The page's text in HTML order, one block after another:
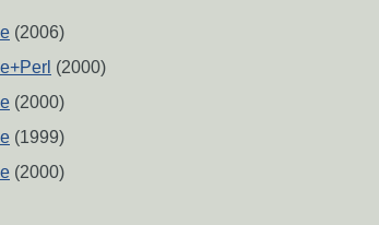
(2006)
(2000)
(2000)
(1999)
(2000)